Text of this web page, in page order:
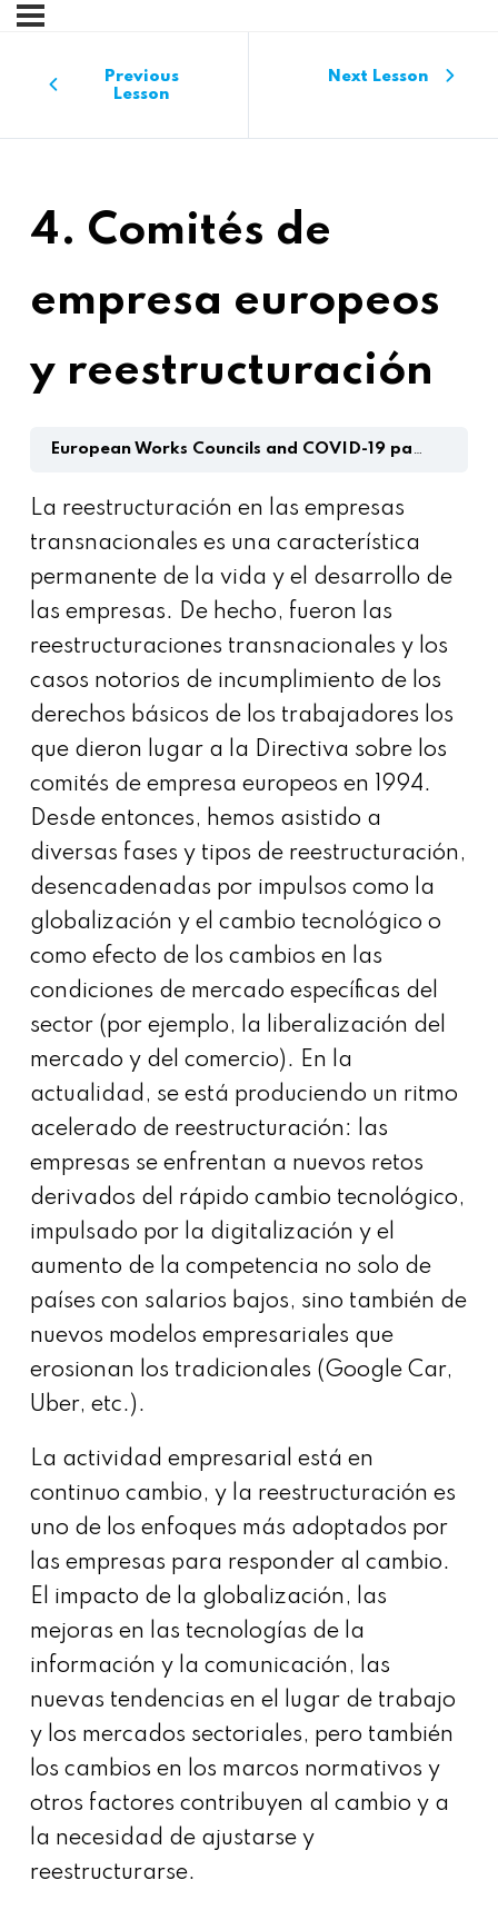
Previous
Lesson
Next Lesson
4. Comités de
empresa europeos
y reestructuración
European Works Councils and COVID-19 pandemic training toolbox for EWC members in the metal industry (español)
La reestructuración en las empresas
transnacionales es una característica
permanente de la vida y el desarrollo de
las empresas. De hecho, fueron las
reestructuraciones transnacionales y los
casos notorios de incumplimiento de los
derechos básicos de los trabajadores los
que dieron lugar a la Directiva sobre los
comités de empresa europeos en 1994.
Desde entonces, hemos asistido a
diversas fases y tipos de reestructuración,
desencadenadas por impulsos como la
globalización y el cambio tecnológico o
como efecto de los cambios en las
condiciones de mercado específicas del
sector (por ejemplo, la liberalización del
mercado y del comercio). En la
actualidad, se está produciendo un ritmo
acelerado de reestructuración: las
empresas se enfrentan a nuevos retos
derivados del rápido cambio tecnológico,
impulsado por la digitalización y el
aumento de la competencia no solo de
países con salarios bajos, sino también de
nuevos modelos empresariales que
erosionan los tradicionales (Google Car,
Uber, etc.).
La actividad empresarial está en
continuo cambio, y la reestructuración es
uno de los enfoques más adoptados por
las empresas para responder al cambio.
El impacto de la globalización, las
mejoras en las tecnologías de la
información y la comunicación, las
nuevas tendencias en el lugar de trabajo
y los mercados sectoriales, pero también
los cambios en los marcos normativos y
otros factores contribuyen al cambio y a
la necesidad de ajustarse y
reestructurarse.